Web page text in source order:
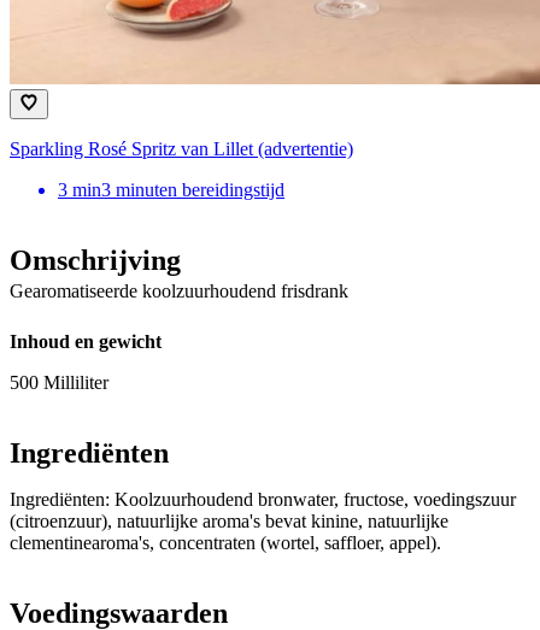
Sparkling Rosé Spritz van Lillet (advertentie)
3 min3 minuten bereidingstijd
Omschrijving
Gearomatiseerde koolzuurhoudend frisdrank
Inhoud en gewicht
500 Milliliter
Ingrediënten
Ingrediënten: Koolzuurhoudend bronwater, fructose, voedingszuur
(citroenzuur), natuurlijke aroma's bevat kinine, natuurlijke
clementinearoma's, concentraten (wortel, saffloer, appel).
Voedingswaarden